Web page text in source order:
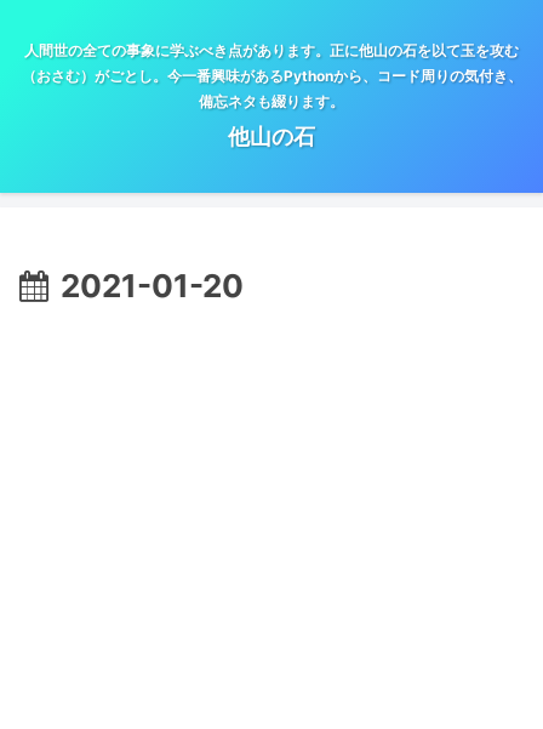
人間世の全ての事象に学ぶべき点があります。正に他山の石を以て玉を攻む
（おさむ）がごとし。今一番興味があるPythonから、コード周りの気付き、
備忘ネタも綴ります。
他山の石
2021-01-20